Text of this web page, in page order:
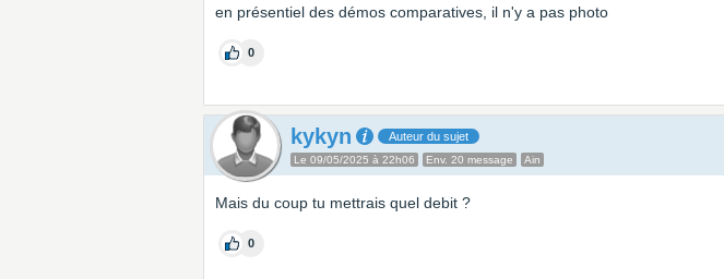
en présentiel des démos comparatives, il n'y a pas photo
0
kykyn Auteur du sujet
Le 09/05/2025 à 22h06 Env. 20 message Ain
Mais du coup tu mettrais quel debit ?
0